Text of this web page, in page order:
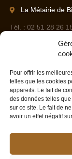
Pour offrir les
telles que les cookies
appareils. Le fait de
des données telles
sur ce site. Le fait de
avoir un effet négatif
La Métairie de
Tél. : 02 51 28 26
Port. : 06 09 37 85
Contact
Liens utiles
Mentions légales